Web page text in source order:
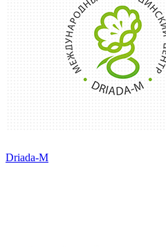
Driada-M